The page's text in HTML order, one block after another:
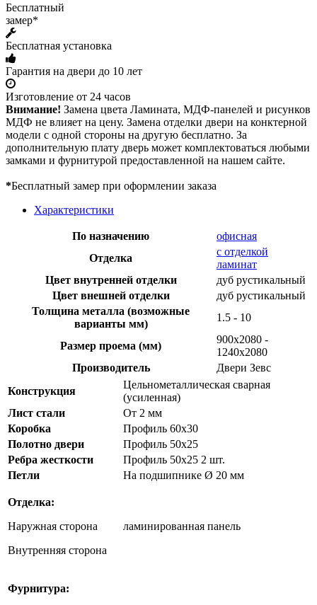
Бесплатный
замер*
Бесплатная установка
Гарантия на двери до 10 лет
Изготовление от 24 часов
Внимание! Замена цвета Ламината, МДФ-панелей и рисунков
МДФ не влияет на цену. Замена отделки двери на конктерной
модели с одной стороны на другую бесплатно. За
дополнительную плату дверь может комплектоваться любыми
замками и фурнитурой предоставленной на нашем сайте.
*Бесплатный замер при оформлении заказа
Характеристики
По назначению
офисная
Отделка
с отделкой
ламинат
Цвет внутренней отделки
дуб рустикальный
Цвет внешней отделки
дуб рустикальный
Толщина металла (возможные
варианты мм)
1.5 - 10
Размер проема (мм)
900х2080 -
1240х2080
Производитель
Двери Зевс
Конструкция
Цельнометаллическая сварная
(усиленная)
Лист стали
От 2 мм
Коробка
Профиль 60х30
Полотно двери
Профиль 50х25
Ребра жесткости
Профиль 50х25 2 шт.
Петли
На подшипнике Ø 20 мм
Отделка:
Наружная сторона
Внутренняя сторона
ламинированная панель
Фурнитура: